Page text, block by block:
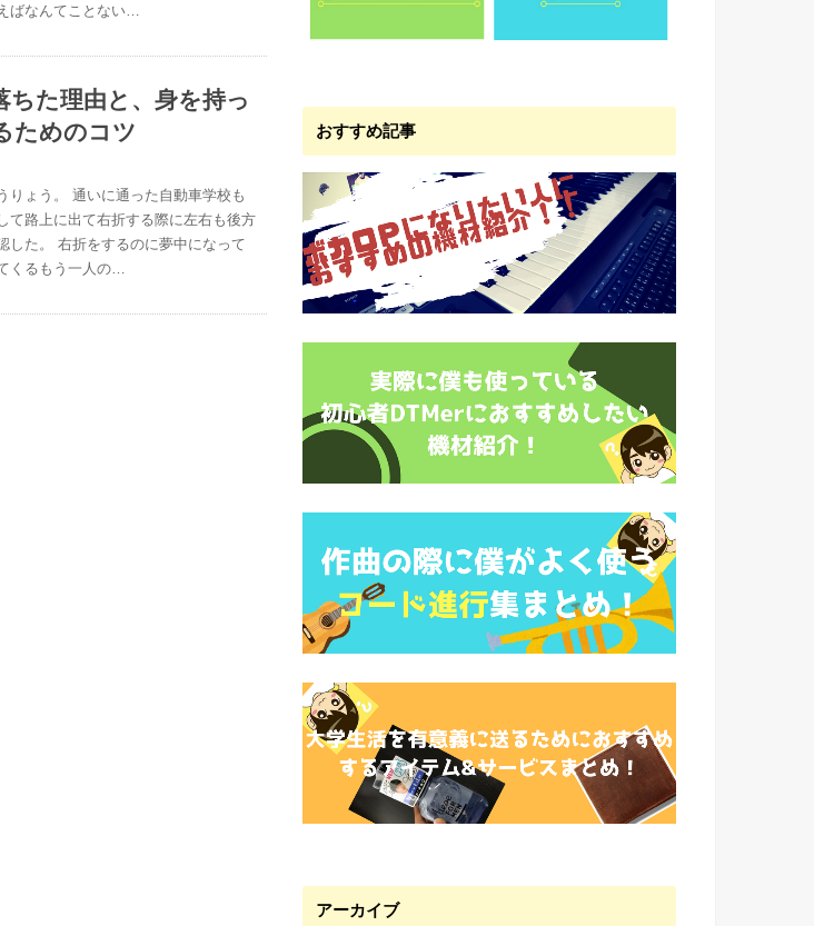
ばなんてことない…
ちた理由と、身を持っ
ためのコツ
りょう。 通いに通った自動車学校も
て路上に出て右折する際に左右も後方
した。 右折をするのに夢中になって
くるもう一人の…
おすすめ記事
アーカイブ